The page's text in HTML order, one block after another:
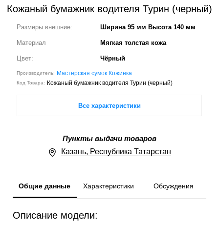
Кожаный бумажник водителя Турин (черный)
Размеры внешние: Ширина 95 мм Высота 140 мм
Материал Мягкая толстая кожа
Цвет: Чёрный
Производитель: Мастерская сумок Кожинка
Код Товара: Кожаный бумажник водителя Турин (черный)
Все характеристики
Пункты выдачи товаров
Казань, Республика Татарстан
Общие данные Характеристики Обсуждения
Описание модели: